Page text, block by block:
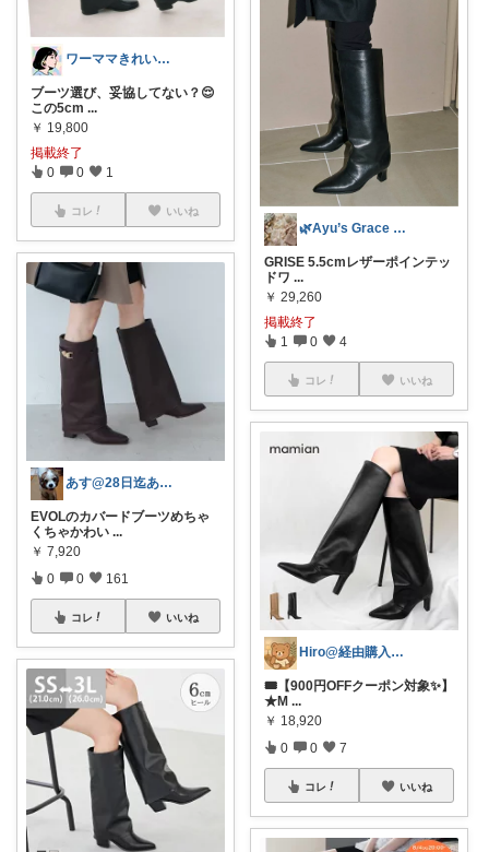
ワーママきれいめ×ときめきセレクト
ブーツ選び、妥協してない？😌
この5cm ...
￥ 19,800
掲載終了
0 0 1
コレ いいね
あす@28日迄ありがとうございます🙇‍
EVOLのカバードブーツめちゃ
くちゃかわい ...
￥ 7,920
0 0 161
コレ いいね
🌿Ayu’s Grace Room
GRISE 5.5cmレザーポインテッ
ドワ ...
￥ 29,260
掲載終了
1 0 4
コレ いいね
Hiro@経由購入ありがとうございます✨
🎟️【900円OFFクーポン対象✨】
★M ...
￥ 18,920
0 0 7
コレ いいね